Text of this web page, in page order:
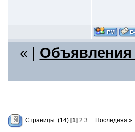
« | Объявления
Страницы:(14) [1] 2 3... Последняя »